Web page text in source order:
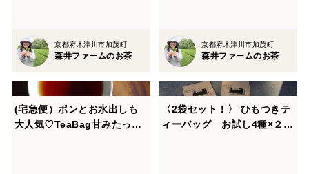
京都府木津川市加茂町
森井ファームのお茶
京都府木津川市加茂町
森井ファームのお茶
(宅急便）ポンとお水出しも
大人気♡TeaBag甘みたっぷ
〈2袋セット！〉 ひもつきテ
ィーバッグ お試し4種×２ヶ